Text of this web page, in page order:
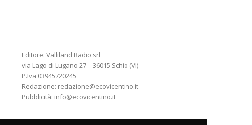
Editore: Valliland Radio srl
via Lago di Lugano 27 – 36015 Schio (VI)
P.Iva 03945720245
Redazione: redazione@ecovicentino.it
Pubblicità: info@ecovicentino.it